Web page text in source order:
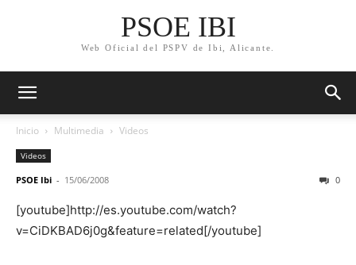
PSOE IBI
Web Oficial del PSPV de Ibi, Alicante.
Inicio Multimedia Videos
Videos
PSOE Ibi - 15/06/2008 0
[youtube]http://es.youtube.com/watch?
v=CiDKBAD6j0g&feature=related[/youtube]